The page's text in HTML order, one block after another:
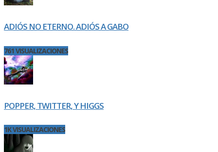
ADIÓS NO ETERNO. ADIÓS A GABO
761 VISUALIZACIONES
POPPER, TWITTER, Y HIGGS
1K VISUALIZACIONES